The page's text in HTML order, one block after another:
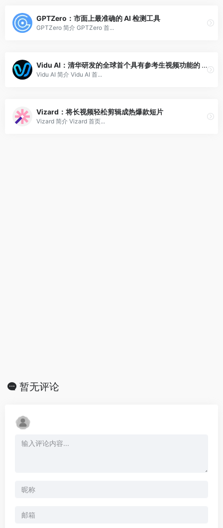
GPTZero：市面上最准确的 AI 检测工具
GPTZero 简介 GPTZero 首...
Vidu AI：清华研发的全球首个具有参考生视频功能的 AI 模型
Vidu AI 简介 Vidu AI 首...
Vizard：将长视频轻松剪辑成热爆款短片
Vizard 简介 Vizard 首页...
暂无评论